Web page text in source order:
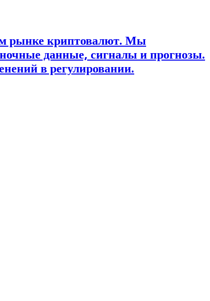
рынке криптовалют. Мы
данные, сигналы и прогнозы.
в регулировании.